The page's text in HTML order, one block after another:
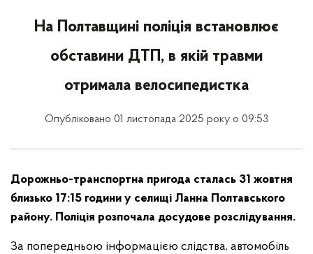
На Полтавщині поліція встановлює
обставини ДТП, в якій травми
отримала велосипедистка
Опубліковано 01 листопада 2025 року о 09:53
Дорожньо-транспортна пригода сталась 31 жовтня
близько 17:15 години у селищі Ланна Полтавського
району. Поліція розпочала досудове розслідування.
За попередньою інформацією слідства, автомобіль